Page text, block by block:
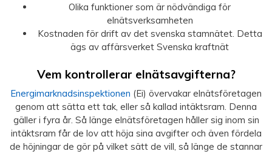
Olika funktioner som är nödvändiga för
elnätsverksamheten
Kostnaden för drift av det svenska stamnätet. Detta
ägs av affärsverket Svenska kraftnät
Vem kontrollerar elnätsavgifterna?
Energimarknadsinspektionen (Ei) övervakar elnätsföretagen
genom att sätta ett tak, eller så kallad intäktsram. Denna
gäller i fyra år. Så länge elnätsföretagen håller sig inom sin
intäktsram får de lov att höja sina avgifter och även fördela
de höjningar de gör på vilket sätt de vill, så länge de stannar